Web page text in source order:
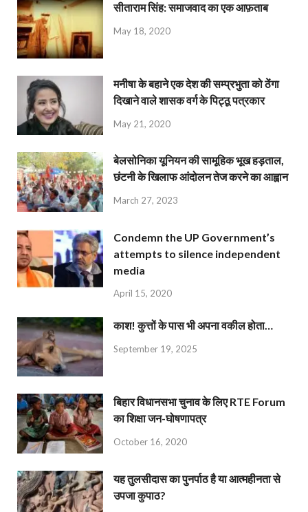
सीताराम सिंह: समाजवाद का एक आफ़ताब
May 18, 2020
मनीषा के बहाने एक देश की सम्प्रभुता को ठेंगा
दिखाने वाले शासक वर्ग के पिट्ठू पत्रकार
May 21, 2020
बेलसोनिका यूनियन की सामूहिक भूख हड़ताल,
छंटनी के खिलाफ आंदोलन तेज करने का आह्वान
March 27, 2023
Condemn the UP Government’s
attempts to silence independent
media
April 15, 2020
काश! कुत्तों के पास भी अपना वकील होता…
September 19, 2025
बिहार विधानसभा चुनाव के लिए RTE Forum
का शिक्षा जन-घोषणापत्र
October 16, 2020
यह तुलसीदास का पुनर्पाठ है या आत्महीनता से
उपजा कुपाठ?